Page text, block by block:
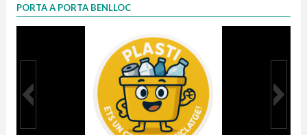
PORTA A PORTA BENLLOC